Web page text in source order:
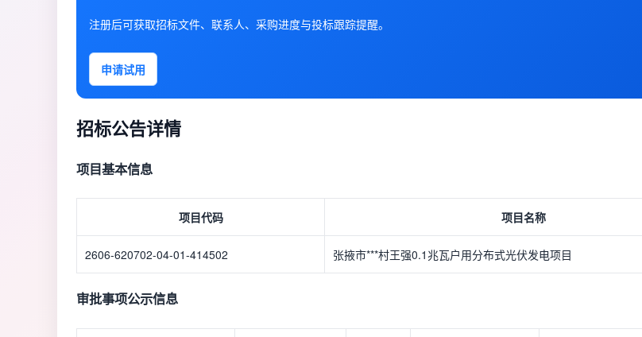
注册后可获取招标文件、联系人、采购进度与投标跟踪提醒。
申请试用
招标公告详情
项目基本信息
项目代码 项目名称
2606-620702-04-01-414502 张掖市***村王强0.1兆瓦户用分布式光伏发电项目
审批事项公示信息